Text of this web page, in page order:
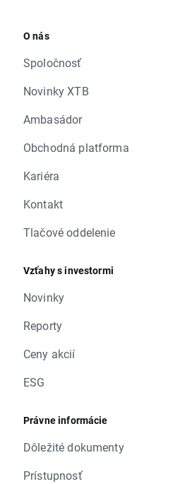
O nás
Spoločnosť
Novinky XTB
Ambasádor
Obchodná platforma
Kariéra
Kontakt
Tlačové oddelenie
Vzťahy s investormi
Novinky
Reporty
Ceny akcií
ESG
Právne informácie
Dôležité dokumenty
Prístupnosť